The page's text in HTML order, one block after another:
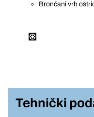
Brončani vrh
Tehnički